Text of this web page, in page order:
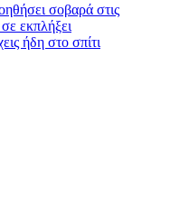
σοβαρά στις
εκπλήξει
ήδη στο σπίτι